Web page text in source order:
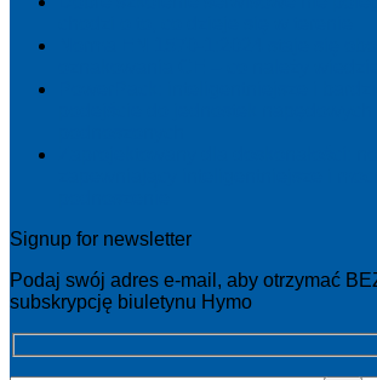
Signup for newsletter
Podaj swój adres e-mail, aby otrzymać
subskrypcję biuletynu Hymo